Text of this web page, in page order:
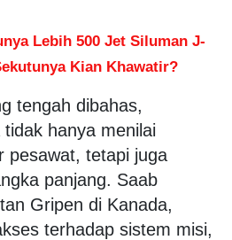
Lebih 500 Jet Siluman J-
Kian Khawatir?
tengah dibahas,
hanya menilai
pesawat, tetapi juga
panjang. Saab
Gripen di Kanada,
terhadap sistem misi,